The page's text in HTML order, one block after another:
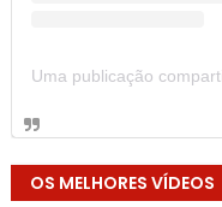
OS MELHORES VÍDEOS